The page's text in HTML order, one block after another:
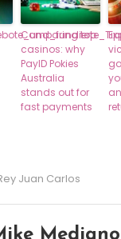
Comparing top
casinos: why
PayID Pokies
Australia
stands out for
fast payments
Juan Carlos